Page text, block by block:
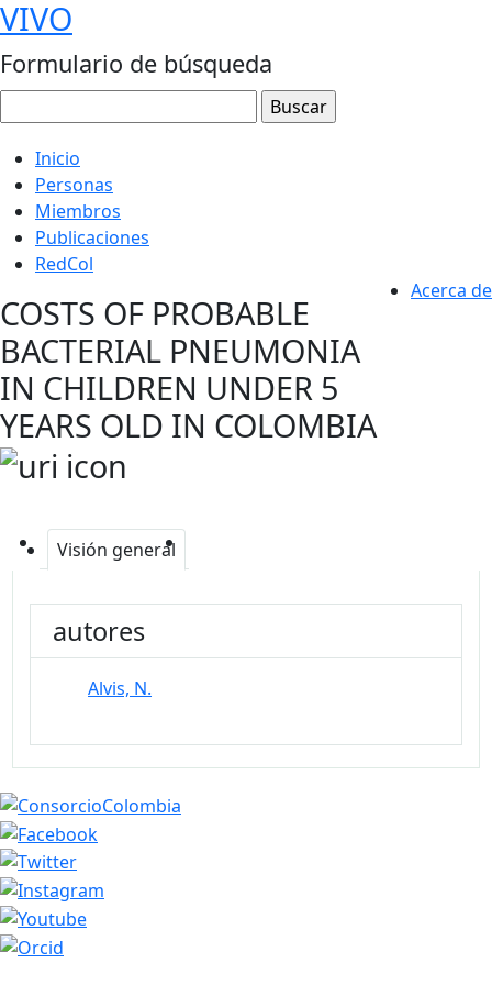
VIVO
Formulario de búsqueda
Inicio
Personas
Miembros
Publicaciones
RedCol
Acerca de
COSTS OF PROBABLE
BACTERIAL PNEUMONIA
IN CHILDREN UNDER 5
YEARS OLD IN COLOMBIA
Visión general
autores
Alvis, N.